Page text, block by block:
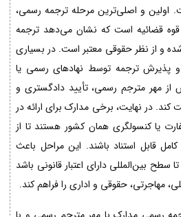
اولین و اصلی‌ترین مرحله ترجمه رسمی،
قوه قضائیه است که نشان می‌دهد ترجمه
و از نظر حقوقی معتبر است. در بسیاری
و پذیرش ترجمه توسط نهادهای رسمی یا
از مهر مترجم رسمی، تأیید دادگستری و
کند. در نهایت، برخی مدارک برای ارائه در
یا کنسولگری همان کشور هستند تا از
قابل استناد باشند. این مراحل باعث
بین‌المللی دارای اعتبار قانونی باشد
مهاجرتی، حقوقی و اداری را فراهم کند.